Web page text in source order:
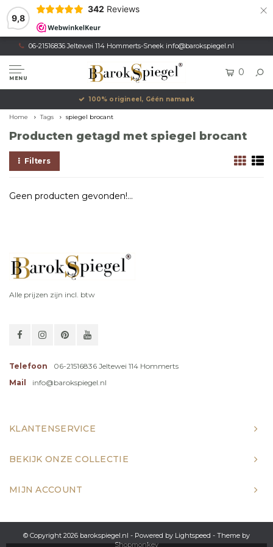
9,8
342 Reviews ×
06-21516836 Jeltewei 114 Hommerts-Sneek info@barokspiegel.nl
MENU
0
100% origineel, Géén namaak
Home Tags spiegel brocant
Producten getagd met spiegel brocant
Filters
Geen producten gevonden!...
Alle prijzen zijn incl. btw
Telefoon
06-21516836 Jeltewei 114 Hommerts
Mail
info@barokspiegel.nl
KLANTENSERVICE
BEKIJK ONZE COLLECTIE
MIJN ACCOUNT
© Copyright 2026 barokspiegel.nl - Powered by Lightspeed - Theme by
Shopmonkey